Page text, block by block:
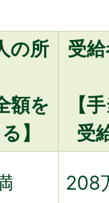
の所
額を
】
受
【
受
208